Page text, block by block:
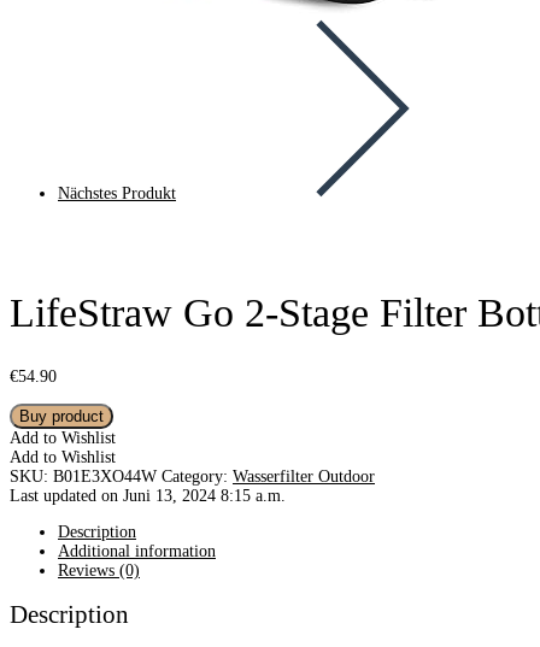
Nächstes Produkt
LifeStraw Go 2-Stage Filter
€54.90
Buy product
Add to Wishlist
Add to Wishlist
SKU: B01E3XO44W Category: Wasserfilter Outdoor
Last updated on Juni 13, 2024 8:15 a.m.
Description
Additional information
Reviews (0)
Description